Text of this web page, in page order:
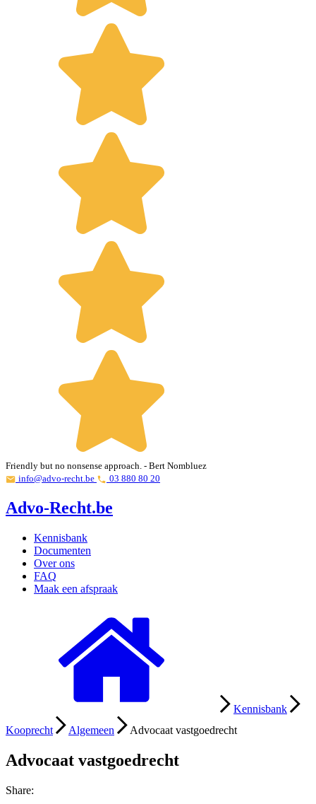
Friendly but no nonsense approach. - Bert Nombluez
info@advo-recht.be
03 880 80 20
Advo-Recht.be
Kennisbank
Documenten
Over ons
FAQ
Maak een afspraak
Kennisbank
Kooprecht
Algemeen Advocaat vastgoedrecht
Advocaat vastgoedrecht
Share: